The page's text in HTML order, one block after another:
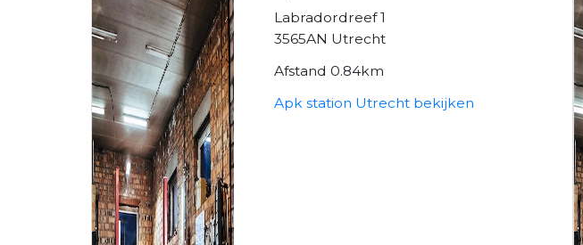
Labradordreef 1
3565AN Utrecht
Afstand 0.84km
Apk station Utrecht bekijken